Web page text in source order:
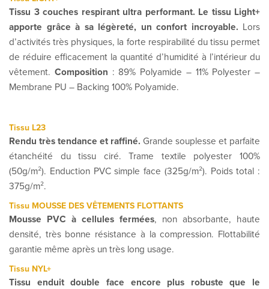
Tissu 3 couches respirant ultra performant. Le tissu Light+
apporte grâce à sa légèreté, un confort incroyable. Lors
d’activités très physiques, la forte respirabilité du tissu permet
de réduire efficacement la quantité d’humidité à l’intérieur du
vêtement. Composition : 89% Polyamide – 11% Polyester –
Membrane PU – Backing 100% Polyamide.
Tissu L23
Rendu très tendance et raffiné. Grande souplesse et parfaite
étanchéité du tissu ciré. Trame textile polyester 100%
(50g/m²). Enduction PVC simple face (325g/m²). Poids total :
375g/m².
Tissu MOUSSE DES VÊTEMENTS FLOTTANTS
Mousse PVC à cellules fermées, non absorbante, haute
densité, très bonne résistance à la compression. Flottabilité
garantie même après un très long usage.
Tissu NYL+
Tissu enduit double face encore plus robuste que le